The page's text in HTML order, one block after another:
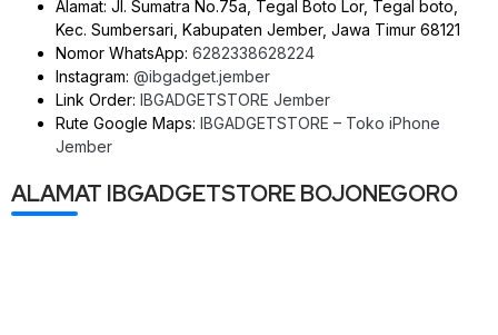
Alamat: Jl. Sumatra No.75a, Tegal Boto Lor, Tegal boto,
Kec. Sumbersari, Kabupaten Jember, Jawa Timur 68121
Nomor WhatsApp: 6282338628224
Instagram: @ibgadget.jember
Link Order: IBGADGETSTORE Jember
Rute Google Maps: IBGADGETSTORE – Toko iPhone
Jember
ALAMAT IBGADGETSTORE BOJONEGORO